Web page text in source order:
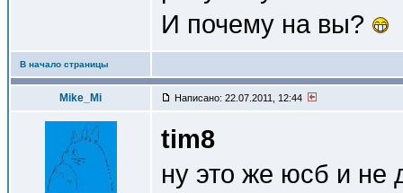
И почему на вы?
В начало страницы
Mike_Mi Написано: 22.07.2011, 12:44
tim8
ну это же юсб и не